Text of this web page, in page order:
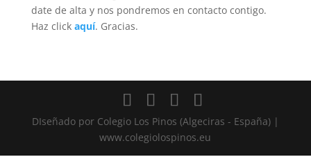
date de alta y nos pondremos en contacto contigo.
Haz click aquí. Gracias.
DIseñado por Colegio Los Pinos (Algeciras - España) |
www.colegiolospinos.eu